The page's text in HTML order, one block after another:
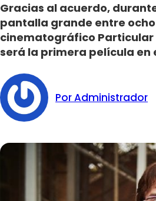
Gracias al acuerdo,
pantalla grande entre
cinematográfico Particular
será la primera película en
Por Administrador